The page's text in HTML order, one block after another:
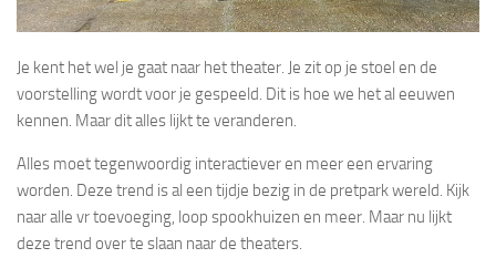
Je kent het wel je gaat naar het theater. Je zit op je stoel en de
voorstelling wordt voor je gespeeld. Dit is hoe we het al eeuwen
kennen. Maar dit alles lijkt te veranderen.
Alles moet tegenwoordig interactiever en meer een ervaring
worden. Deze trend is al een tijdje bezig in de pretpark wereld. Kijk
naar alle vr toevoeging, loop spookhuizen en meer. Maar nu lijkt
deze trend over te slaan naar de theaters.